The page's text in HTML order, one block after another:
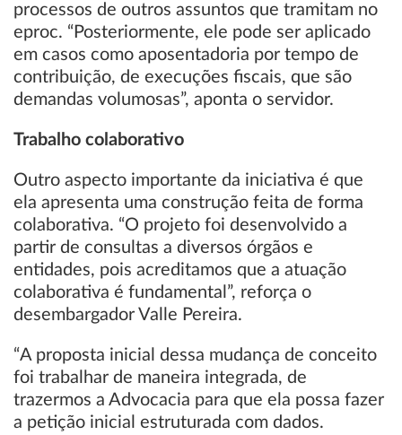
processos de outros assuntos que tramitam no
eproc. “Posteriormente, ele pode ser aplicado
em casos como aposentadoria por tempo de
contribuição, de execuções fiscais, que são
demandas volumosas”, aponta o servidor.
Trabalho colaborativo
Outro aspecto importante da iniciativa é que
ela apresenta uma construção feita de forma
colaborativa. “O projeto foi desenvolvido a
partir de consultas a diversos órgãos e
entidades, pois acreditamos que a atuação
colaborativa é fundamental”, reforça o
desembargador Valle Pereira.
“A proposta inicial dessa mudança de conceito
foi trabalhar de maneira integrada, de
trazermos a Advocacia para que ela possa fazer
a petição inicial estruturada com dados.